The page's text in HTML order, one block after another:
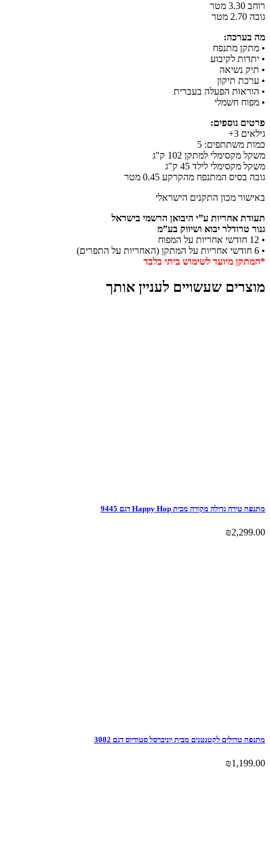
רוחב 3.30 מטר
גובה 2.70 מטר
מה בערכה:
• מתקן מתנפח
• יתדות לקיבוע
• תיק נשיאה
• ערכת תיקון
• הוראות הפעלה בעברית
• מפוח חשמלי
פרטים נוספים:
גילאים 3+
כמות משתתפים: 5
משקל מקסימלי למתקן 102 ק"ג
משקל מקסימלי לילד 45 ק"ג
גובה בסיס המתנפח מהקרקע 0.45 מטר
באישור מכון התקנים הישראלי
תעודת אחריות ע”י היבואן הרשמי בישראל
גנור טרודלר יבוא ושיווק בע”מ
• 12 חודשי אחריות על המפוח
• 6 חודשי אחריות על המתקן (האחריות על התפרים)
*המתקן מיועד לשימוש ביתי בלבד
מוצרים שעשויים לעניין אותך
מתנפח טירה גדולה מקורה מבית Happy Hop דגם 9445
₪2,299.00
מתנפח טרולים לקטנטנים מבית יוניברסל סטודיוס דגם 3002
₪1,199.00